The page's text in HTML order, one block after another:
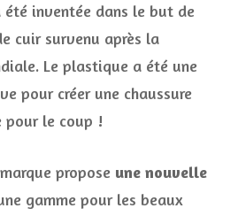
inventée dans le but de
cuir survenu après la
Le plastique a été une
pour créer une chaussure
pour le coup !
propose une nouvelle
gamme pour les beaux